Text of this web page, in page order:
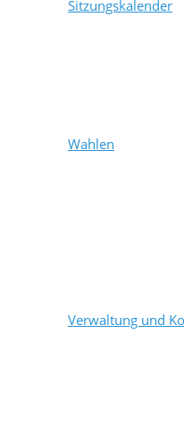
Sitzungskalender
Wahlen
Verwaltung und